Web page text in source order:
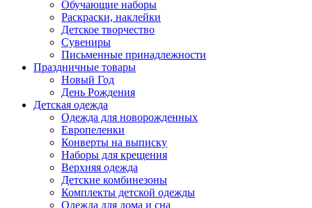
Обучающие наборы
Раскраски, наклейки
Детское творчество
Сувениры
Письменные принадлежности
Праздничные товары
Новый Год
День Рождения
Детская одежда
Одежда для новорожденных
Европеленки
Конверты на выписку
Наборы для крещения
Верхняя одежда
Детские комбинезоны
Комплекты детской одежды
Одежда для дома и сна